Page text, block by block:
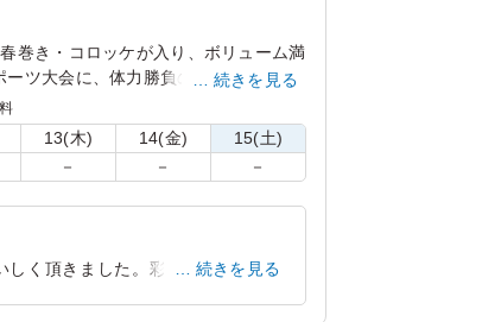
巻き・コロッケが入り、ボリューム満
ツ大会に、体力勝負のイベント時に
てほしいから、サラダもたっぷり入
す。
続きを見る
13(木) 14(金) 15(土)
－ － －
しく頂きました。彩りの面でもう
続きを見る